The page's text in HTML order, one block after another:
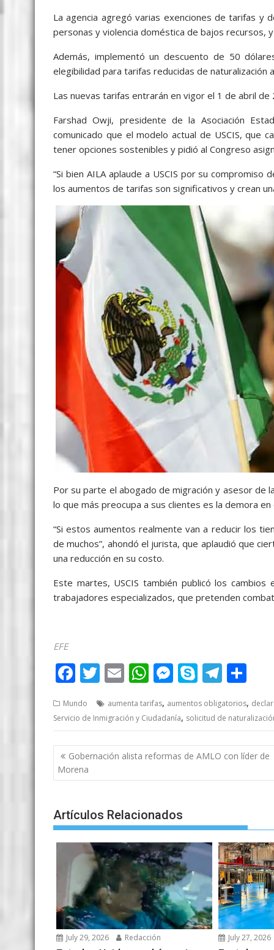
La agencia agregó varias exenciones de tarifas
personas y violencia doméstica de bajos recursos,
Además, implementó un descuento de 50
elegibilidad para tarifas reducidas de naturalización
Las nuevas tarifas entrarán en vigor el 1 de abril de
Farshad Owji, presidente de la Asociación
comunicado que el modelo actual de USCIS, que
tener opciones sostenibles y pidió al Congreso
“Si bien AILA aplaude a USCIS por su
los aumentos de tarifas son significativos y crean
Por su parte el abogado de migración y asesor de
lo que más preocupa a sus clientes es la demora
“Si estos aumentos realmente van a reducir los
de muchos”, ahondó el jurista, que aplaudió que
una reducción en su costo.
Este martes, USCIS también publicó los
trabajadores especializados, que pretenden
EFE
F
e
b
o
o
T
itt
er
E
ai
l
W
at
s
A
M
ss
e
n
S
y
p
e
T
e
gr
a
ar
e
Mundo aumenta tarifas, aumentos obligatorios,
Servicio de Inmigración y Ciudadanía, solicitud de
Post
navigation
Gobernación alista reformas de AMLO con líder de
Morena
Artículos Relacionados
July 29, 2026 Redacción July 27, 2026